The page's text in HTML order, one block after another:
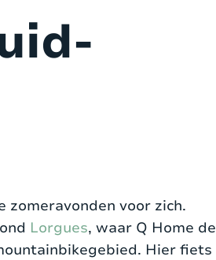
zomeravonden voor zich.
Lorgues, waar Q Home de
Hier fiets